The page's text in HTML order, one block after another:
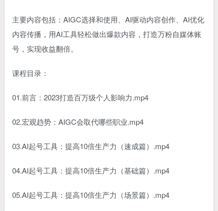
主要内容包括：AIGC选择和使用、AI驱动内容创作、AI优化
内容传播，用AI工具轻松做出爆款内容，打造万粉自媒体账
号，实现收益翻倍。
课程目录：
01.前言：2023打造百万级个人影响力.mp4
02.宏观趋势：AIGC会取代哪些职业.mp4
03.AI起号工具：提高10倍生产力（速成篇）.mp4
04.AI起号工具：提高10倍生产力（基础篇）.mp4
05.AI起号工具：提高10倍生产力（场景篇）.mp4